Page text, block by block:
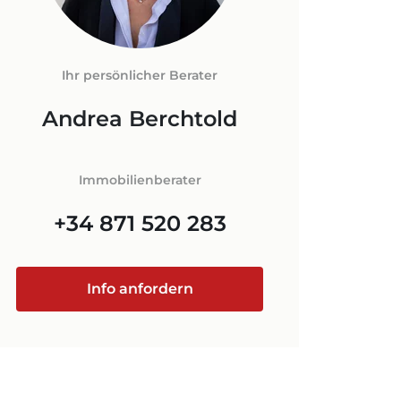
+34 871 520 283
Ihr persönlicher Berater
Andrea Berchtold
Immobilienberater
+34 871 520 283
Info anfordern